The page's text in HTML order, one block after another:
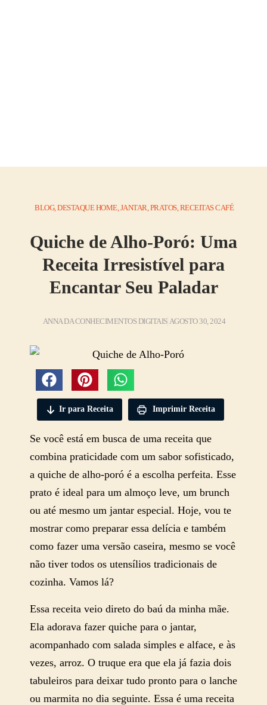
BLOG,DESTAQUE HOME,JANTAR,PRATOS,RECEITAS CAFÉ
Quiche de Alho-Poró: Uma
Receita Irresistível para
Encantar Seu Paladar
ANNA DA CONHECIMENTOS DIGITAIS AGOSTO 30, 2024
Ir para Receita Imprimir Receita
Se você está em busca de uma receita que
combina praticidade com um sabor sofisticado,
a quiche de alho-poró é a escolha perfeita. Esse
prato é ideal para um almoço leve, um brunch
ou até mesmo um jantar especial. Hoje, vou te
mostrar como preparar essa delícia e também
como fazer uma versão caseira, mesmo se você
não tiver todos os utensílios tradicionais de
cozinha. Vamos lá?
Essa receita veio direto do baú da minha mãe.
Ela adorava fazer quiche para o jantar,
acompanhado com salada simples e alface, e às
vezes, arroz. O truque era que ela já fazia dois
tabuleiros para deixar tudo pronto para o lanche
ou marmita no dia seguinte. Essa é uma receita